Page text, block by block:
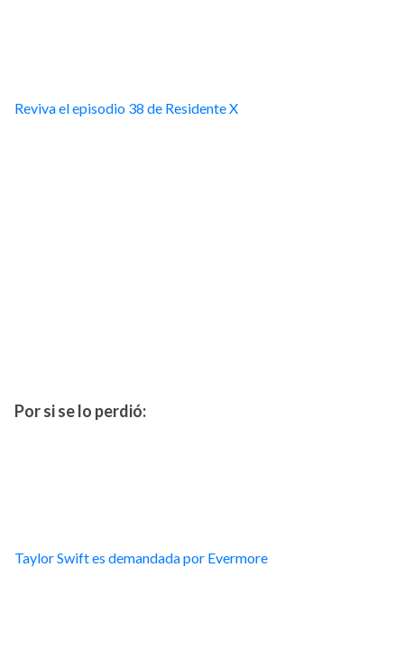
Reviva el episodio 38 de Residente X
Por si se lo perdió:
Taylor Swift es demandada por Evermore